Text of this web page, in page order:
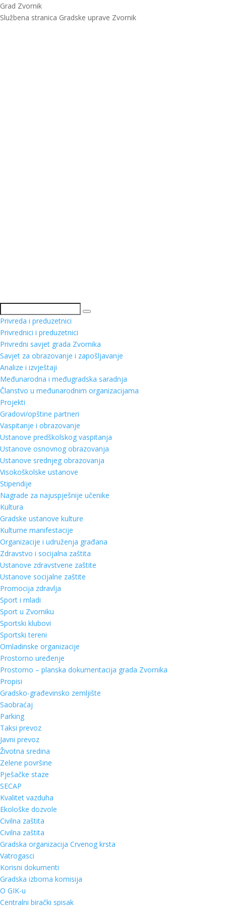
Grad Zvornik
Službena stranica Gradske uprave Zvornik
Pretraga
Privreda i preduzetnici
Privrednici i preduzetnici
Privredni savjet grada Zvornika
Savjet za obrazovanje i zapošljavanje
Analize i izvještaji
Međunarodna i međugradska saradnja
Članstvo u međunarodnim organizacijama
Projekti
Gradovi/opštine partneri
Vaspitanje i obrazovanje
Ustanove predškolskog vaspitanja
Ustanove osnovnog obrazovanja
Ustanove srednjeg obrazovanja
Visokoškolske ustanove
Stipendije
Nagrade za najuspješnije učenike
Kultura
Gradske ustanove kulture
Kulturne manifestacije
Organizacije i udruženja građana
Zdravstvo i socijalna zaštita
Ustanove zdravstvene zaštite
Ustanove socijalne zaštite
Promocija zdravlja
Sport i mladi
Sport u Zvorniku
Sportski klubovi
Sportski tereni
Omladinske organizacije
Prostorno uređenje
Prostorno – planska dokumentacija grada Zvornika
Propisi
Gradsko-građevinsko zemljište
Saobraćaj
Parking
Taksi prevoz
Javni prevoz
Životna sredina
Zelene površine
Pješačke staze
SECAP
Kvalitet vazduha
Ekološke dozvole
Civilna zaštita
Civilna zaštita
Gradska organizacija Crvenog krsta
Vatrogasci
Korisni dokumenti
Gradska izborna komisija
O GIK-u
Centralni birački spisak